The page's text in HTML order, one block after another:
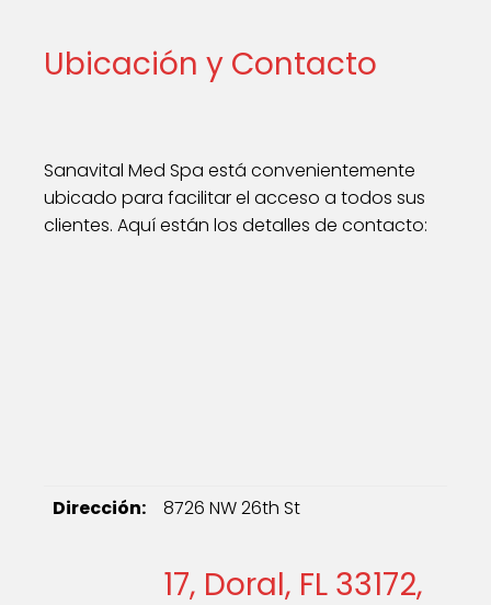
Ubicación y Contacto
Sanavital Med Spa está convenientemente
ubicado para facilitar el acceso a todos sus
clientes. Aquí están los detalles de contacto:
Dirección: 8726 NW 26th St
17, Doral, FL 33172,